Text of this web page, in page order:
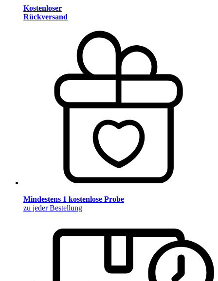
Kostenloser
Rückversand
Mindestens 1 kostenlose Probe
zu jeder Bestellung